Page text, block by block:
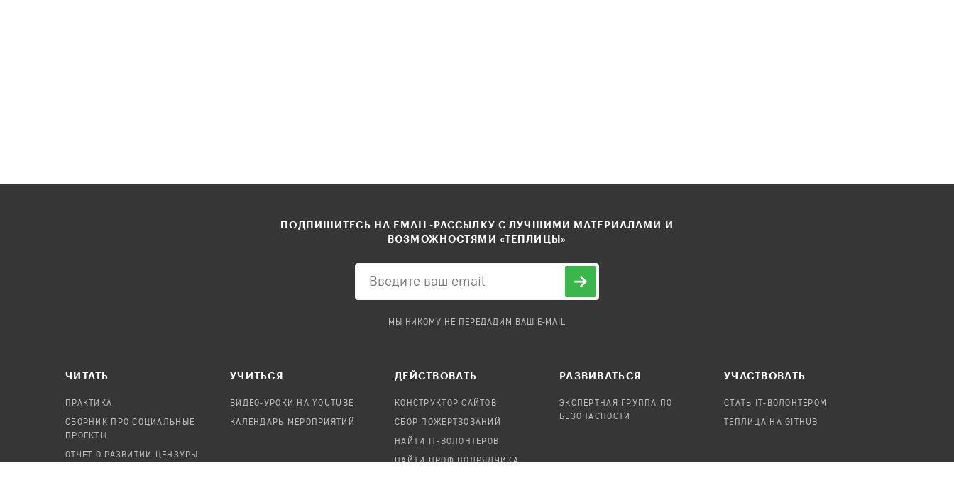
ПОДПИШИТЕСЬ НА EMAIL-РАССЫЛКУ С ЛУЧШИМИ МАТЕРИАЛАМИ И
ВОЗМОЖНОСТЯМИ «ТЕПЛИЦЫ»
МЫ НИКОМУ НЕ ПЕРЕДАДИМ ВАШ E-MAIL
ЧИТАТЬ
ПРАКТИКА
СБОРНИК ПРО СОЦИАЛЬНЫЕ
ПРОЕКТЫ
ОТЧЕТ О РАЗВИТИИ ЦЕНЗУРЫ
УЧИТЬСЯ
ВИДЕО-УРОКИ НА YOUTUBE
КАЛЕНДАРЬ МЕРОПРИЯТИЙ
ДЕЙСТВОВАТЬ
КОНСТРУКТОР САЙТОВ
СБОР ПОЖЕРТВОВАНИЙ
НАЙТИ IT-ВОЛОНТЕРОВ
НАЙТИ ПРОФ.ПОДРЯДЧИКА
РАЗВИВАТЬСЯ
ЭКСПЕРТНАЯ ГРУППА ПО
БЕЗОПАСНОСТИ
УЧАСТВОВАТЬ
СТАТЬ IT-ВОЛОНТЕРОМ
ТЕПЛИЦА НА GITHUB